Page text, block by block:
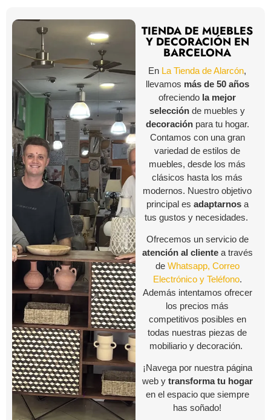
TIENDA DE MUEBLES
Y DECORACIÓN EN
BARCELONA
En La Tienda de Alarcón,
llevamos más de 50 años
ofreciendo la mejor
selección de muebles y
decoración para tu hogar.
Contamos con una gran
variedad de estilos de
muebles, desde los más
clásicos hasta los más
modernos. Nuestro objetivo
principal es adaptarnos a
tus gustos y necesidades.
Ofrecemos un servicio de
atención al clientea través
de Whatsapp, Correo
Electrónico y Teléfono.
Además intentamos ofrecer
los precios más
competitivos posibles en
todas nuestras piezas de
mobiliario y decoración.
¡Navega por nuestra página
web y transforma tu hogar
en el espacio que siempre
has soñado!